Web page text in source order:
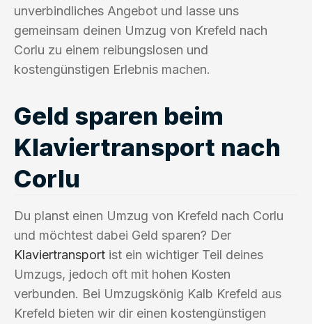
unverbindliches Angebot und lasse uns
gemeinsam deinen Umzug von Krefeld nach
Corlu zu einem reibungslosen und
kostengünstigen Erlebnis machen.
Geld sparen beim
Klaviertransport nach
Corlu
Du planst einen Umzug von Krefeld nach Corlu
und möchtest dabei Geld sparen? Der
Klaviertransport ist ein wichtiger Teil deines
Umzugs, jedoch oft mit hohen Kosten
verbunden. Bei Umzugskönig Kalb Krefeld aus
Krefeld bieten wir dir einen kostengünstigen